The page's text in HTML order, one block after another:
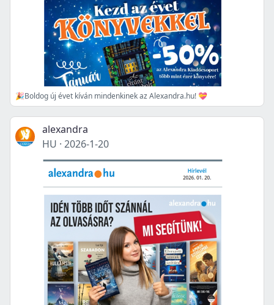
🎉Boldog új évet kíván mindenkinek az Alexandra.hu! 💝
alexandra
HU · 2026-1-20